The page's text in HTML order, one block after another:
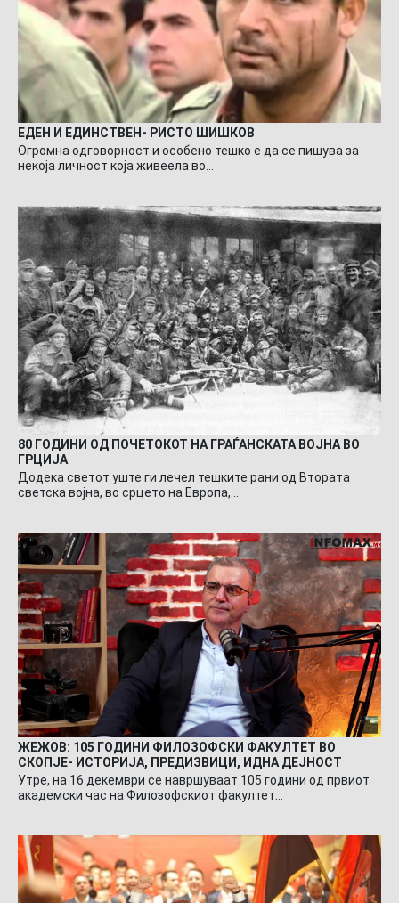
ЕДЕН И ЕДИНСТВЕН- РИСТО ШИШКОВ
Огромна одговорност и особено тешко е да се пишува за
некоја личност која живеела во…
80 ГОДИНИ ОД ПОЧЕТОКОТ НА ГРАЃАНСКАТА ВОЈНА ВО
ГРЦИЈА
Додека светот уште ги лечел тешките рани од Втората
светска војна, во срцето на Европа,…
ЖЕЖОВ: 105 ГОДИНИ ФИЛОЗОФСКИ ФАКУЛТЕТ ВО
СКОПЈЕ- ИСТОРИЈА, ПРЕДИЗВИЦИ, ИДНА ДЕЈНОСТ
Утре, на 16 декември се навршуваат 105 години од првиот
академски час на Филозофскиот факултет…